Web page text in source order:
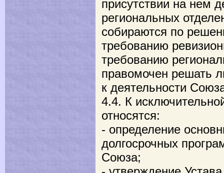
присутствии на нем
региональных
собираются по
требованию
требованию
правомочен решать
к деятельности
4.4. К
относятся:
- определение
долгосрочных
Союза;